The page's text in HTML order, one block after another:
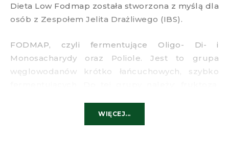
Dieta Low Fodmap została stworzona z myślą dla
osób z Zespołem Jelita Drażliwego (IBS).
FODMAP, czyli fermentujące Oligo- Di- i
Monosacharydy oraz Poliole. Jest to grupa
węglowodanów krótko łańcuchowych, szybko
jest dedykowana osobom cierpiącym na takie
choroby jak: zespół jelita drażliwe czy nieswoiste
WIĘCEJ...